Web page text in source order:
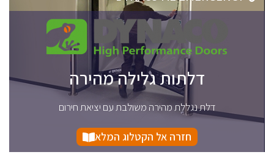
דלתות גלילה מהירה
דלת נגללת מהירה משולבת עם יציאת חירום
חזרה אל הקטלוג המלא